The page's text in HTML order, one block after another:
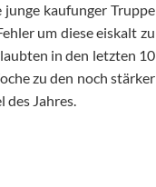
kaufunger Truppe
um diese eiskalt zu
in den letzten 10
zu den noch stärker
des Jahres.